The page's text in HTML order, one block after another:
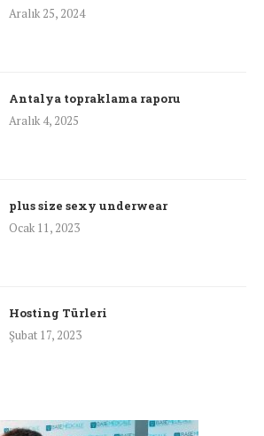
Aralık 25, 2024
Antalya topraklama raporu
Aralık 4, 2025
plus size sexy underwear
Ocak 11, 2023
Hosting Türleri
Şubat 17, 2023